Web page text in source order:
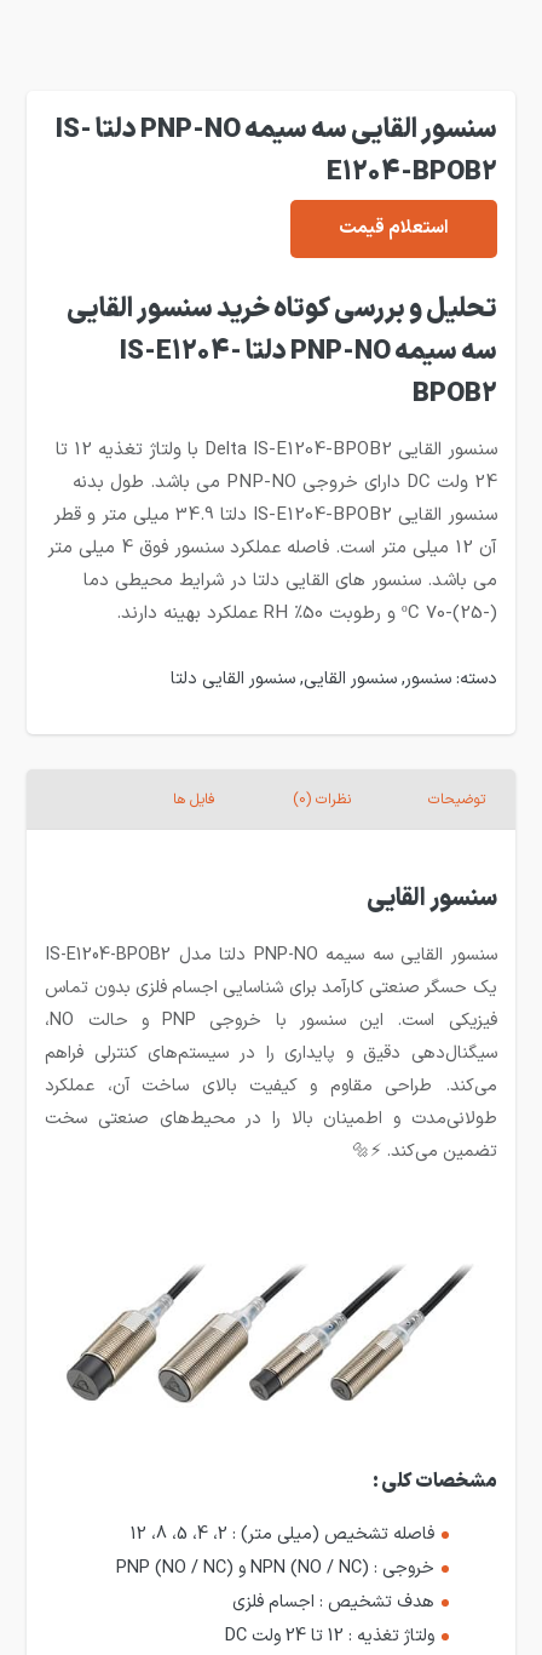
سنسور القایی سه سیمه PNP-NO دلتا IS-
E1204-BPOB2
استعلام قیمت
تحلیل و بررسی کوتاه خرید سنسور القایی
سه سیمه PNP-NO دلتا IS-E1204-
BPOB2
سنسور القایی Delta IS-E1204-BPOB2 با ولتاژ تغذیه 12 تا
24 ولت DC دارای خروجی PNP-NO می باشد. طول بدنه
سنسور القایی IS-E1204-BPOB2 دلتا 34.9 میلی متر و قطر
آن 12 میلی متر است. فاصله عملکرد سنسور فوق 4 میلی متر
می باشد. سنسور های القایی دلتا در شرایط محیطی دما
(-25)-70 ºC و رطوبت 50% RH عملکرد بهینه دارند.
دسته:سنسور,سنسور القایی,سنسور القایی دلتا
توضیحات نظرات (0) فایل ها
سنسور القایی
سنسور القایی سه سیمه PNP-NO دلتا مدل IS-E1204-BPOB2
یک حسگر صنعتی کارآمد برای شناسایی اجسام فلزی بدون تماس
فیزیکی است. این سنسور با خروجی PNP و حالت NO،
سیگنال‌دهی دقیق و پایداری را در سیستم‌های کنترلی فراهم
می‌کند. طراحی مقاوم و کیفیت بالای ساخت آن، عملکرد
طولانی‌مدت و اطمینان بالا را در محیط‌های صنعتی سخت
تضمین می‌کند. ⚡🔩
مشخصات کلی :
فاصله تشخیص (میلی متر) : 2، 4، 5، 8، 12
خروجی : NPN (NO / NC) و PNP (NO / NC)
هدف تشخیص : اجسام فلزی
ولتاژ تغذیه : 12 تا 24 ولت DC